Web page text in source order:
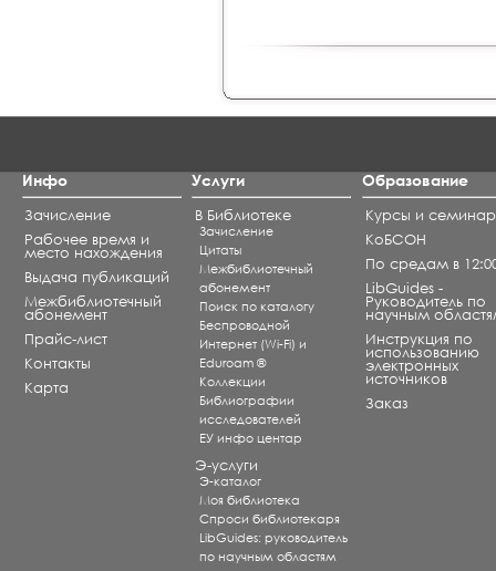
Инфо
Зачисление
Рабочее время и
место нахождения
Выдача публикаций
Межбиблиотечный
абонемент
Прайс-лист
Контакты
Карта
Услуги
В Библиотеке
Зачисление
Цитаты
Межбиблиотечный
абонемент
Поиск по каталогу
Беспроводной
Интернет (Wi-Fi) и
Eduroam ®
Коллекции
Библиографии
исследователей
ЕУ инфо центар
Э-услуги
Э-каталог
Моя библиотека
Спроси библиотекаря
LibGuides: руководитель
по научным областям
Образование
Курсы и
КоБСОН
По средам в
LibGuides -
Руководитель по
научным
Инструкция по
использованию
электронных
источников
Заказ